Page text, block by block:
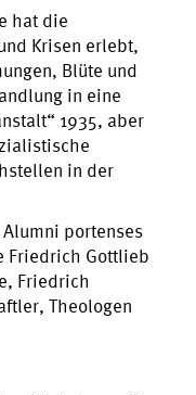
hat die
Krisen erlebt,
Blüte und
in eine
1935, aber
in der
portenses
Friedrich Gottlieb
Friedrich
Theologen